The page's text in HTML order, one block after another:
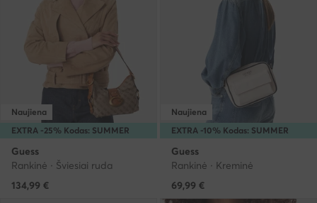
EXTRA -25% Kodas: SUMMER
Naujiena
Guess
Rankinė · Šviesiai ruda
134,99 €
EXTRA -10% Kodas: SUMMER
Naujiena
Guess
Rankinė · Kreminė
69,99 €